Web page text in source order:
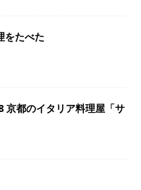
をたべた
京都のイタリア料理屋「サ